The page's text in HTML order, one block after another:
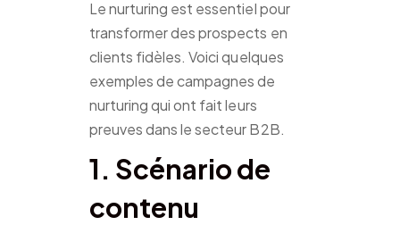
Le nurturing est essentiel pour
transformer des prospects en
clients fidèles. Voici quelques
exemples de campagnes de
nurturing qui ont fait leurs
preuves dans le secteur B2B.
1. Scénario de
contenu